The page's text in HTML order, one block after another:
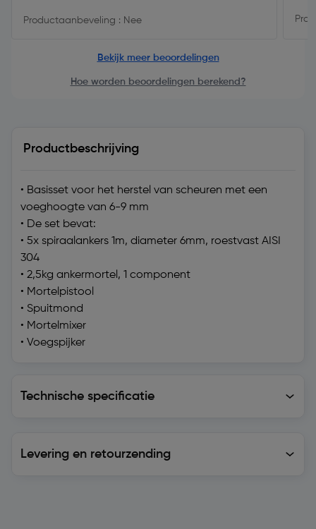
Productaanbeveling : Nee
Bekijk meer beoordelingen
Hoe worden beoordelingen berekend?
Productbeschrijving
• Basisset voor het herstel van scheuren met een
voeghoogte van 6-9 mm
• De set bevat:
• 5x spiraalankers 1m, diameter 6mm, roestvast AISI
304
• 2,5kg ankermortel, 1 component
• Mortelpistool
• Spuitmond
• Mortelmixer
• Voegspijker
Technische specificatie
Levering en retourzending